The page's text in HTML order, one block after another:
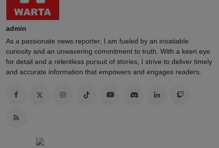
admin
As a passionate news reporter, I am fueled by an insatiable
curiosity and an unwavering commitment to truth. With a keen eye
for detail and a relentless pursuit of stories, I strive to deliver timely
and accurate information that empowers and engages readers.